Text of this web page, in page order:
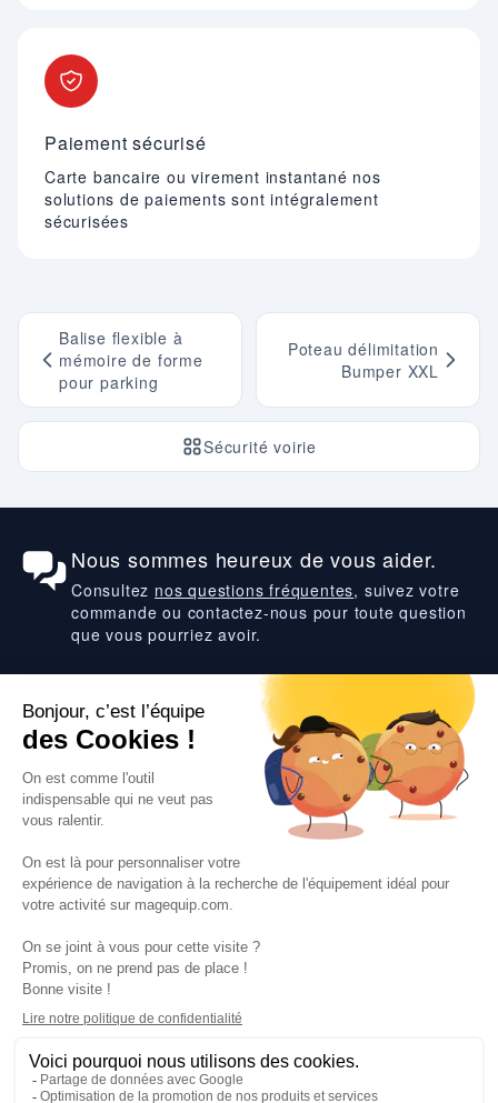
Paiement sécurisé
Carte bancaire ou virement instantané nos
solutions de paiements sont intégralement
sécurisées
Balise flexible à
mémoire de forme
pour parking
Sécurité voirie
Poteau délimitation
Bumper XXL
Nous sommes heureux de vous aider.
Consultez nos questions fréquentes, suivez votre
commande ou contactez-nous pour toute question
que vous pourriez avoir.
Suivez-nous
VOS SERVICES
VOS DEMANDES
NOTRE SOCIETE
CGV Données personnelles Prix euro HT
Nos partenaires·Guides et conseils